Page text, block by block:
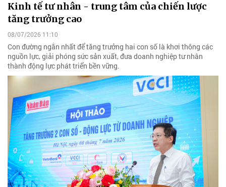
Kinh tế tư nhân - trung tâm của chiến lược
tăng trưởng cao
08/07/2026 11:10
Con đường ngắn nhất để tăng trưởng hai con số là khơi thông các
nguồn lực, giải phóng sức sản xuất, đưa doanh nghiệp tư nhân
thành động lực phát triển bền vững.